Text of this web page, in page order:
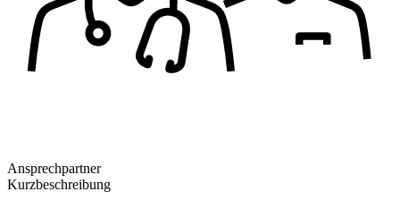
Ansprechpartner
Kurzbeschreibung